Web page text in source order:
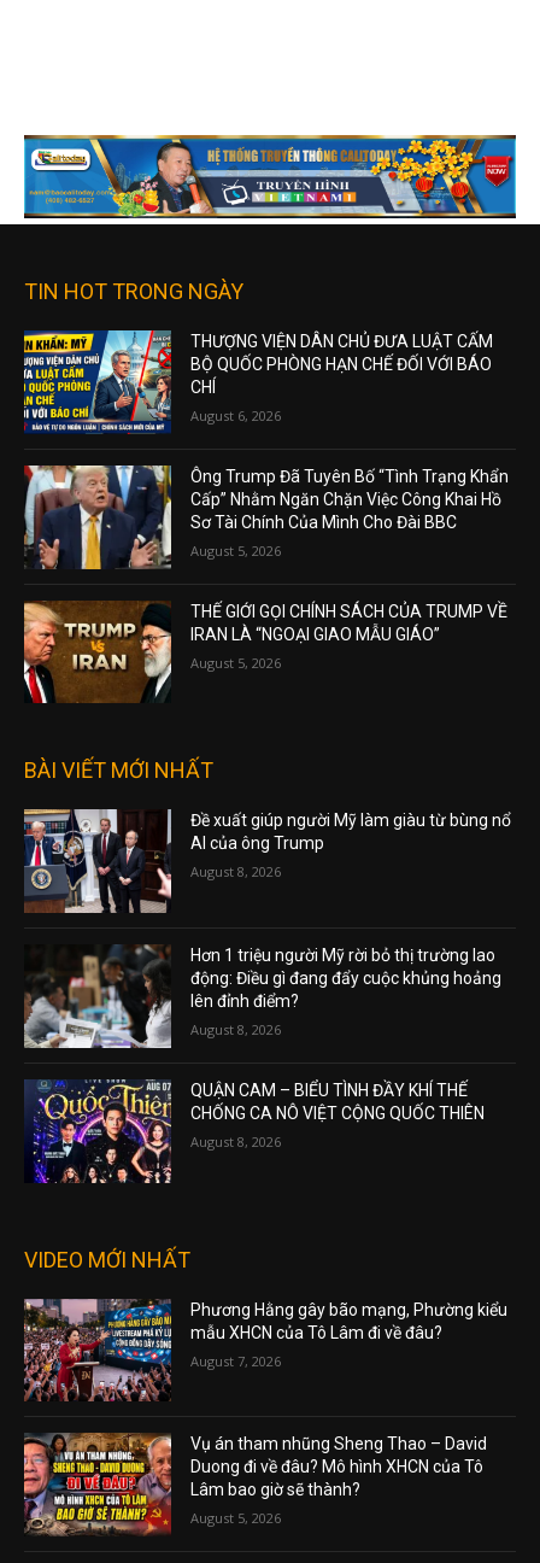
TIN HOT TRONG NGÀY
THƯỢNG VIỆN DÂN CHỦ ĐƯA LUẬT CẤM
BỘ QUỐC PHÒNG HẠN CHẾ ĐỐI VỚI BÁO
CHÍ
August 6, 2026
Ông Trump Đã Tuyên Bố “Tình Trạng Khẩn
Cấp” Nhằm Ngăn Chặn Việc Công Khai Hồ
Sơ Tài Chính Của Mình Cho Đài BBC
August 5, 2026
THẾ GIỚI GỌI CHÍNH SÁCH CỦA TRUMP VỀ
IRAN LÀ “NGOẠI GIAO MẪU GIÁO”
August 5, 2026
BÀI VIẾT MỚI NHẤT
Đề xuất giúp người Mỹ làm giàu từ bùng nổ
AI của ông Trump
August 8, 2026
Hơn 1 triệu người Mỹ rời bỏ thị trường lao
động: Điều gì đang đẩy cuộc khủng hoảng
lên đỉnh điểm?
August 8, 2026
QUẬN CAM – BIỂU TÌNH ĐẦY KHÍ THẾ
CHỐNG CA NÔ VIỆT CỘNG QUỐC THIÊN
August 8, 2026
VIDEO MỚI NHẤT
Phương Hằng gây bão mạng, Phường kiểu
mẫu XHCN của Tô Lâm đi về đâu?
August 7, 2026
Vụ án tham nhũng Sheng Thao – David
Duong đi về đâu? Mô hình XHCN của Tô
Lâm bao giờ sẽ thành?
August 5, 2026